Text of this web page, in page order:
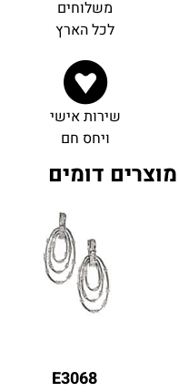
משלוחים
לכל הארץ
שירות אישי
ויחס חם
מוצרים דומים
E3068